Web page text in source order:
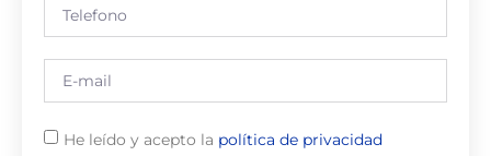
He leído y acepto la política de privacidad